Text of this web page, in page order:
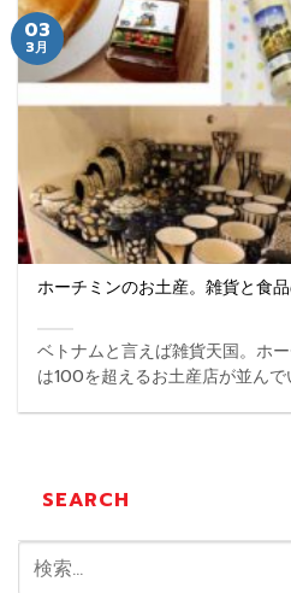
SEARCH
ホーチミンのお土産。雑貨と食
ベトナムと言えば雑貨天国。ホ
は100を超えるお土産店が並ん
03
3月